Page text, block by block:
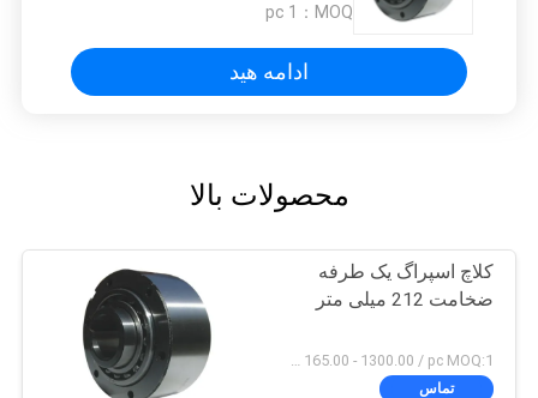
MOQ：
1 pc
ادامه هید
محصولات بالا
کلاچ اسپراگ یک طرفه
ضخامت 212 میلی متر
تماس